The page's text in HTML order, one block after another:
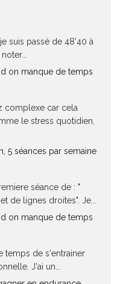
suis passé de 48’40 à
on manque de temps
complexe car cela
le stress quotidien,
5 séances par semaine
séance de : "
de lignes droites". Je...
on manque de temps
temps de s'entrainer
J'ai un...